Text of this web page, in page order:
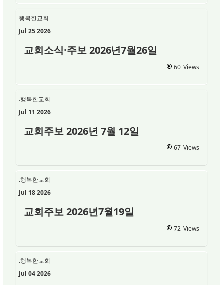
행복한교회
Jul 25 2026
교회소식·주보 2026년7월26일
60 Views
.행복한교회
Jul 11 2026
교회주보 2026년 7월 12일
67 Views
.행복한교회
Jul 18 2026
교회주보 2026년7월19일
72 Views
.행복한교회
Jul 04 2026